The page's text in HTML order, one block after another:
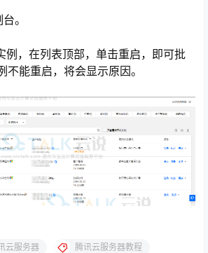
。
例，在列表顶部，单击重启，即可批
不能重启，将会显示原因。
云服务器 腾讯云服务器教程